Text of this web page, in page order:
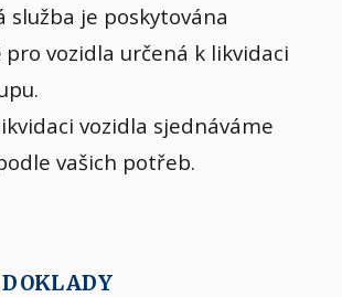
služba je poskytována
vozidla určená k likvidaci
vozidla sjednáváme
vašich potřeb.
DOKLADY